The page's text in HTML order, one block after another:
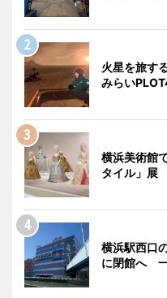
火星を旅す
みらい
横浜美術館
タイル」展
横浜駅西口
に閉館へ